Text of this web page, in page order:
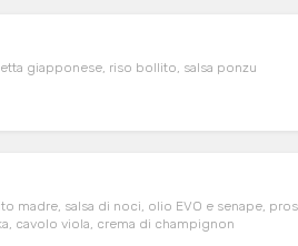
giapponese, riso bollito, salsa ponzu
madre, salsa di noci, olio EVO e senape,
cavolo viola, crema di champignon